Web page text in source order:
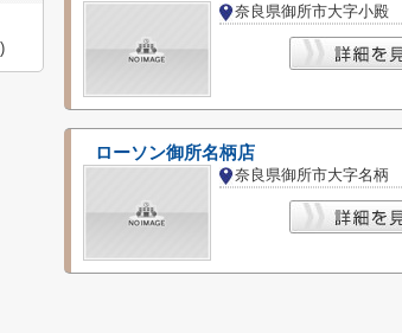
奈良県御所市大字小殿
ローソン御所名柄店
奈良県御所市大字名柄